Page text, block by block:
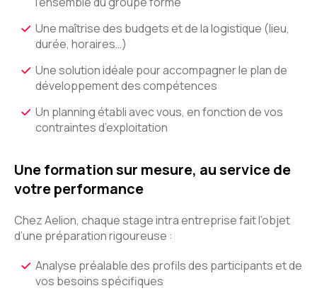
Une maîtrise des budgets et de la logistique (lieu,
durée, horaires…)
Une solution idéale pour accompagner le plan de
développement des compétences
Un planning établi avec vous, en fonction de vos
contraintes d’exploitation
Une formation sur mesure, au service de
votre performance
Chez Aelion, chaque stage intra entreprise fait l’objet
d’une préparation rigoureuse :
Analyse préalable des profils des participants et de
vos besoins spécifiques